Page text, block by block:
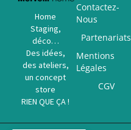
Home
Staging,
déco…
Des idées,
des ateliers,
un concept
store
RIEN QUE ÇA !
Contactez-
Nous
Partenariats
Mentions
Légales
CGV